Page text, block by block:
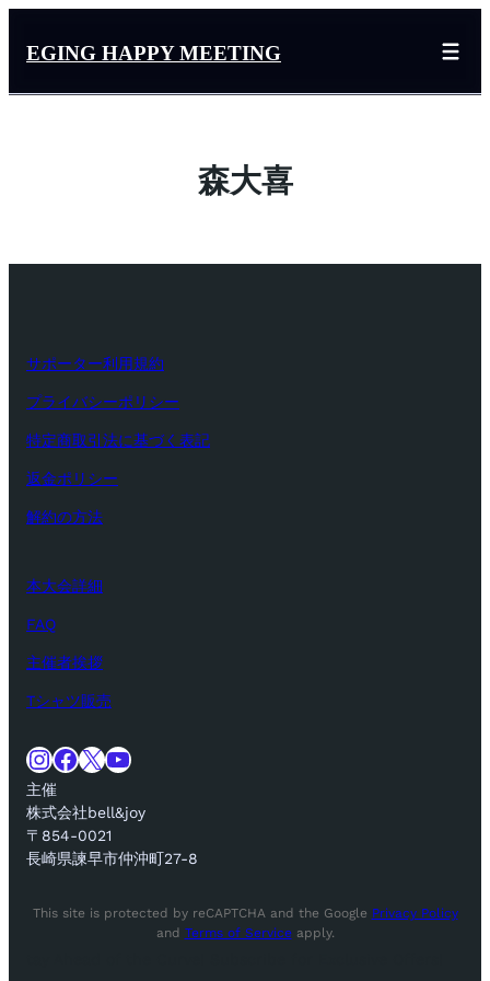
ス
EGING HAPPY MEETING
森大喜
サポーター利用規約
プライバシーポリシー
特定商取引法に基づく表記
返金ポリシー
解約の方法
本大会詳細
FAQ
主催者挨拶
Tシャツ販売
InstagramFacebook X YouTube
主催
株式会社bell&joy
〒854-0021
長崎県諫早市仲沖町27-8
This site is protected by reCAPTCHA and the Google Privacy Policy
and Terms of Serviceapply.